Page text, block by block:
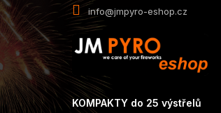
Přejít
na
obsah
info@jmpyro-eshop.cz
KOMPAKTY do 25 výstřelů